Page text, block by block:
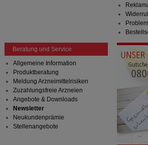
Beratung und Service
Allgemeine Information
Produktberatung
Meldung Arzneimittelrisiken
Zuzahlungsfreie Arzneien
Angebote & Downloads
Newsletter
Neukundenprämie
Stellenangebote